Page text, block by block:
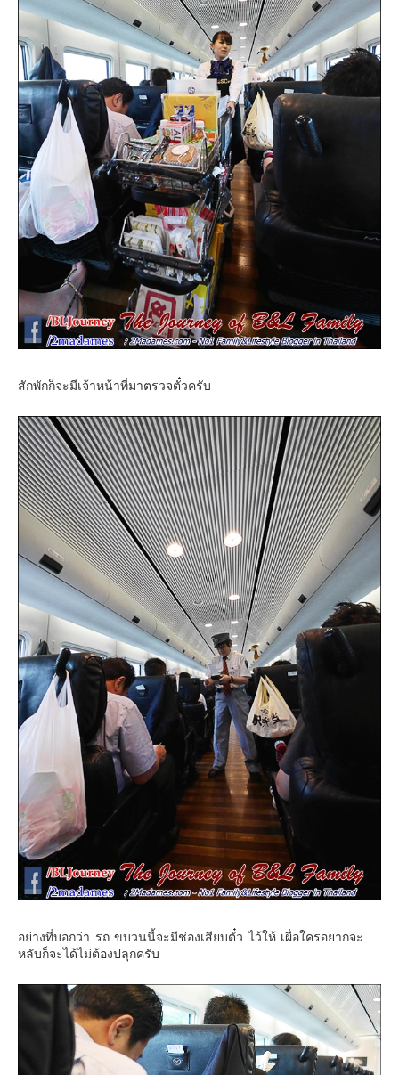
สักพักก็จะมีเจ้าหน้าที่มาตรวจตั๋วครับ
อย่างที่บอกว่า รถ ขบวนนี้จะมีช่องเสียบตั๋ว ไว้ให้ เผื่อใครอยากจะ
หลับก็จะได้ไม่ต้องปลุกครับ